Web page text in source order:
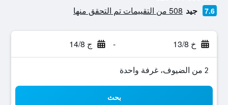
7.6 جيد 508 من التقييمات تم التحقق منها
خ 13/8 - ج 14/8
2 من الضيوف، غرفة واحدة
بحث